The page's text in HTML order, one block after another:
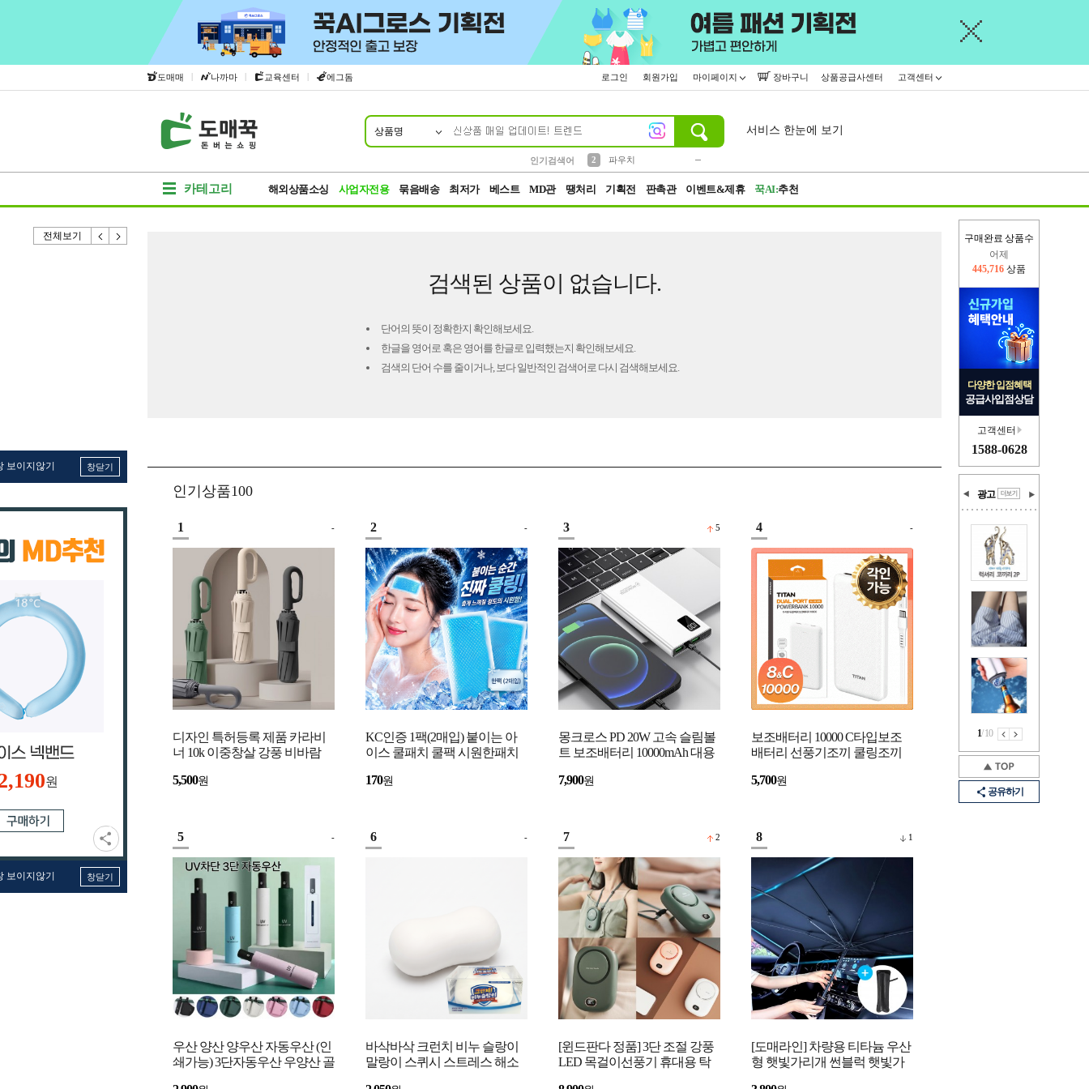
도매매 | 나까마 | 교육센터 | 에그돔 로그인 회원가입 마이페이지 장바구니 상품공급사센터 고객센터
상품명
인기검색어
2
파우치
서비스 한눈에 보기
카테고리 해외상품소싱 사업자전용 묶음배송 최저가 베스트 MD관 땡처리 기획전 판촉관 이벤트&제휴 꾹AI:추천
전체보기
보이지않기 창닫기
원
보이지않기 창닫기
구매완료 상품수
어제
445,716 상품
다양한 입점혜택
공급사입점상담
고객센터
1588-0628
광고
1/10
공유하기
검색된 상품이 없습니다.
단어의 뜻이 정확한지 확인해보세요.
한글을 영어로 혹은 영어를 한글로 입력했는지 확인해보세요.
검색의 단어 수를 줄이거나, 보다 일반적인 검색어로 다시 검색해보세요.
인기상품100
1 -
디자인 특허등록 제품 카라비
너 10k 이중창살 강풍 비바람
5,500원
2 -
KC인증 1팩(2매입) 붙이는 아
이스 쿨패치 쿨팩 시원한패치
170원
3 5
몽크로스 PD 20W 고속 슬림볼
트 보조배터리 10000mAh 대용
충전 보조밧데리
7,900원
4 -
보조배터리 10000 C타입보조
배터리 선풍기조끼 쿨링조끼
USB 핸드폰 휴대폰
5,700원
5 -
우산 양산 양우산 자동우산 (인
쇄가능) 3단자동우산 우양산 골
6 -
바삭바삭 크런치 비누 슬랑이
말랑이 스퀴시 스트레스 해소
7 2
[윈드판다 정품] 3단 조절 강풍
LED 목걸이선풍기 휴대용 탁
8 1
[도매라인] 차량용 티타늄 우산
형 햇빛가리개 썬블럭 햇빛가